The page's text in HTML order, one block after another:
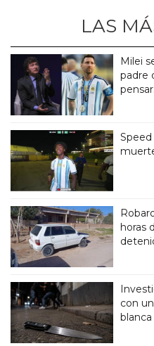
LAS
Milei
padre
horas
con